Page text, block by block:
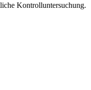
Kontrolluntersuchung.